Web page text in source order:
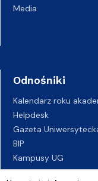
Media
Odnośniki
Kalendarz roku
Helpdesk
Gazeta
BIP
Kampusy UG
Biuro Karier UG